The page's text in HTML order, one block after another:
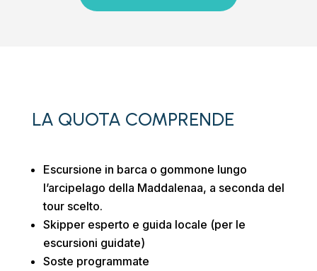
LA QUOTA COMPRENDE
Escursione in barca o gommone lungo
l’arcipelago della Maddalenaa, a seconda del
tour scelto.
Skipper esperto e guida locale (per le
escursioni guidate)
Soste programmate